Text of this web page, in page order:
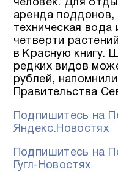
человек. Для
аренда поддонов,
техническая
четверти
в Красную книгу.
редких видов
рублей,
Правительства
Подпишитесь на
Яндекс.Новостях
Подпишитесь на
Гугл-Новостях